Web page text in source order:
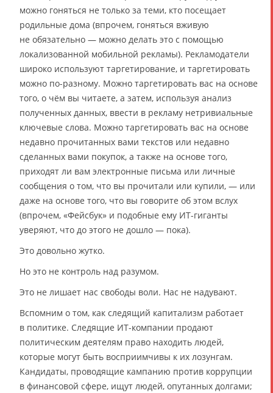
можно гоняться не только за теми, кто посещает
родильные дома (впрочем, гоняться вживую
не обязательно — можно делать это с помощью
локализованной мобильной рекламы). Рекламодатели
широко используют таргетирование, и таргетировать
можно по-разному. Можно таргетировать вас на основе
того, о чём вы читаете, а затем, используя анализ
полученных данных, ввести в рекламу нетривиальные
ключевые слова. Можно таргетировать вас на основе
недавно прочитанных вами текстов или недавно
сделанных вами покупок, а также на основе того,
приходят ли вам электронные письма или личные
сообщения о том, что вы прочитали или купили, — или
даже на основе того, что вы говорите об этом вслух
(впрочем, «Фейсбук» и подобные ему ИТ-гиганты
уверяют, что до этого не дошло — пока).
Это довольно жутко.
Но это не контроль над разумом.
Это не лишает нас свободы воли. Нас не надувают.
Вспомним о том, как следящий капитализм работает
в политике. Следящие ИТ-компании продают
политическим деятелям право находить людей,
которые могут быть восприимчивы к их лозунгам.
Кандидаты, проводящие кампанию против коррупции
в финансовой сфере, ищут людей, опутанных долгами;